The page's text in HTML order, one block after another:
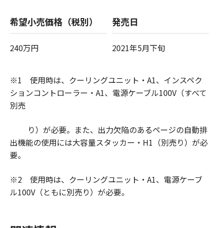
希望小売価格（税別）
240万円
発売日
2021年5月下旬
※1 使用時は、クーリングユニット・ A1、インスペク
ションコントローラー・ A1、電源ケーブル100V （すべて
別売
り）が必要。また、出力欠陥のあるページの自動排
出機能の使用には大容量スタッカー・ H1 （別売り）が必
要。
※2 使用時は、クーリングユニット・ A1、電源ケーブ
ル100V （ともに別売り）が必要。